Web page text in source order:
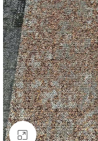
Click to